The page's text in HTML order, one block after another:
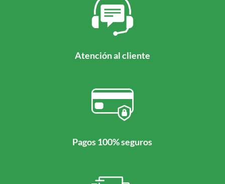
Atención al cliente
Pagos 100% seguros